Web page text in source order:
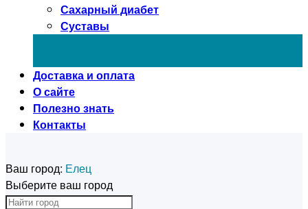
Сахарный диабет
Суставы
Доставка и оплата
О сайте
Полезно знать
Контакты
Ваш город: Елец
Выберите ваш город